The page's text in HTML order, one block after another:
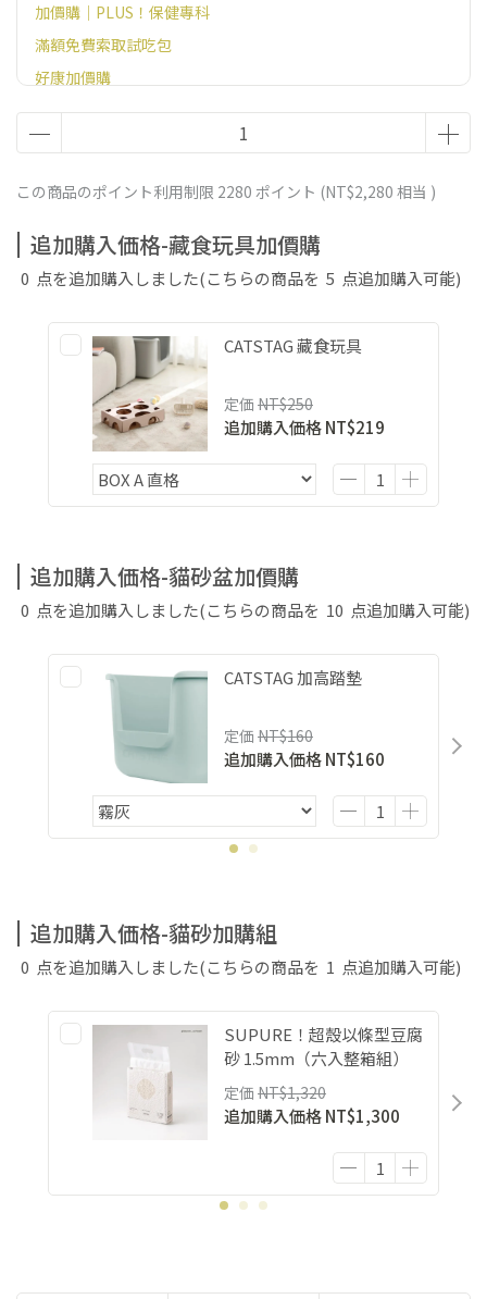
加價購｜PLUS！保健專科
滿額免費索取試吃包
好康加價購
藏食玩具加價購
官網滿額贈好禮（恕無法指定，不需贈品請備註）
この商品のポイント利用制限 2280 ポイント (NT$2,280 相当 )
追加購入価格-藏食玩具加價購
0 点を追加購入しました(こちらの商品を 5 点追加購入可能)
CATSTAG 藏食玩具
定価 NT$250
追加購入価格NT$219
追加購入価格-貓砂盆加價購
0 点を追加購入しました(こちらの商品を 10 点追加購入可能)
CATSTAG 加高踏墊
定価 NT$160
追加購入価格NT$160
追加購入価格-貓砂加購組
0 点を追加購入しました(こちらの商品を 1 点追加購入可能)
SUPURE！超殼以條型豆腐
砂 1.5mm（六入整箱組）
定価 NT$1,320
追加購入価格NT$1,300